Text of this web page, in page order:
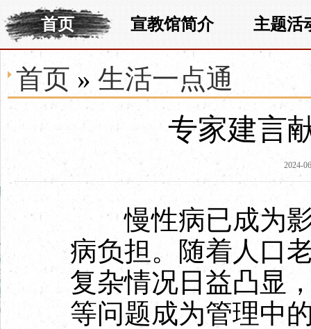
首页 宣教馆简介 主题活
首页 » 生活一点通
专家建言
2024-
慢性病已成为影
病负担。随着人口
复杂情况日益凸显
等问题成为管理中